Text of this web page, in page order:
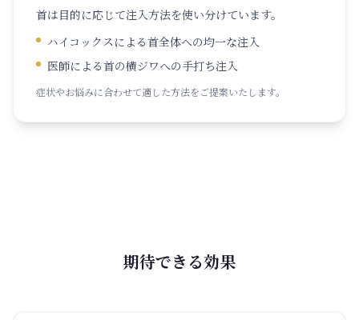
首は目的に応じて注入方法を使い分けています。
ハイコックスによる首全体への均一な注入
医師による首の横ジワへの手打ち注入
症状やお悩みに合わせて適した方法をご提案いたします。
期待できる効果